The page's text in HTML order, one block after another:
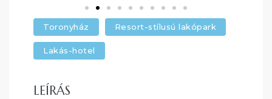
Toronyház Resort-stílusú lakópark
Lakás-hotel
LEÍRÁS